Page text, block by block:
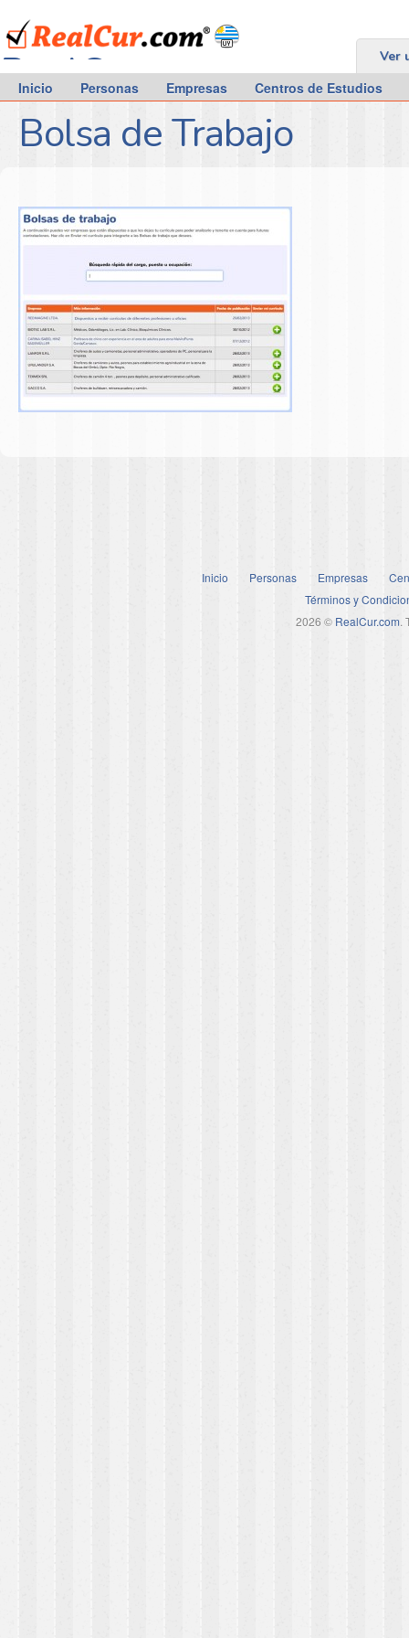
RealCur.com Ver
Inicio Personas Empresas Centros de Estudios
Bolsa de Trabajo
Inicio Personas Empresas
Términos y
2026 © RealCur.com.